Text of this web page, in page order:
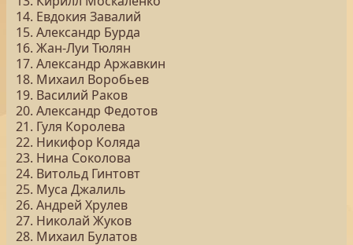
14. Евдокия Завалий
15. Александр Бурда
16. Жан-Луи Тюлян
17. Александр Аржавкин
18. Михаил Воробьев
19. Василий Раков
20. Александр Федотов
21. Гуля Королева
22. Никифор Коляда
23. Нина Соколова
24. Витольд Гинтовт
25. Муса Джалиль
26. Андрей Хрулев
27. Николай Жуков
28. Михаил Булатов